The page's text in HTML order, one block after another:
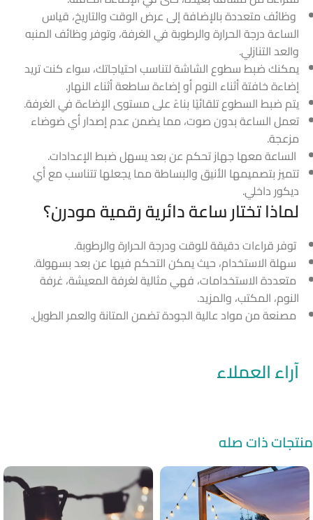
وظائف متعددة بالإضافة إلى عرض الوقت والتاريخ، قياس
الساعة درجة الحرارة والرطوبة في الغرفة، وتوفر وظائف المنبه
والعد التنازلي.
يمكنك ضبط سطوع الشاشة لتناسب احتياجاتك، سواء كنت تريد
إضاءة خافتة أثناء النوم أو إضاءة ساطعة أثناء النهار.
يتم ضبط السطوع تلقائيًا بناءً على مستوى الإضاءة في الغرفة.
تعمل الساعة بدون صوت، مما يضمن عدم إصدار أي ضوضاء
مزعجة.
الساعة معها جهاز تحكم عن بعد يسهل ضبط الإعدادات.
تتميز بتصميمها الأنيق والبساطة مما يجعلها تتناسب مع أي
ديكور داخلي.
لماذا تختار ساعة دائرية رقمية مودرن؟
توفر قراءات دقيقة للوقت ودرجة الحرارة والرطوبة.
سهلة الاستخدام، حيث يمكن التحكم فيها عن بعد بسهولة.
متعددة الاستخدامات، فهي مثالية لغرفة المعيشة، غرفة
النوم، المكتب، والمزيد.
مصنعة من مواد عالية الجودة تضمن المتانة والعمر الطويل.
آراء العملاء
منتجات ذات صله